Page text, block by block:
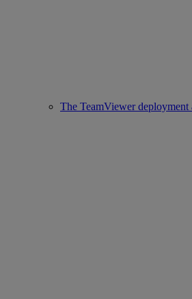
The TeamViewer